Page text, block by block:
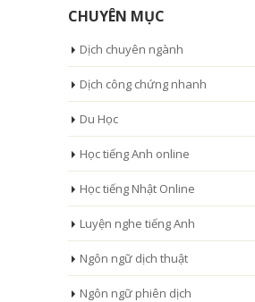
CHUYÊN MỤC
Dịch chuyên ngành
Dịch công chứng nhanh
Du Học
Học tiếng Anh online
Học tiếng Nhật Online
Luyện nghe tiếng Anh
Ngôn ngữ dịch thuật
Ngôn ngữ phiên dịch